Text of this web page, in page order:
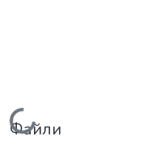
Вантажиться...
Файли